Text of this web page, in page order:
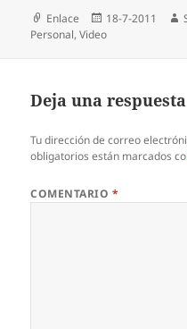
Formato
Enlace
Publicado
el
18-7-2011
Personal,Video
Deja una respuesta
Tu dirección de correo
obligatorios están marcados
COMENTARIO *